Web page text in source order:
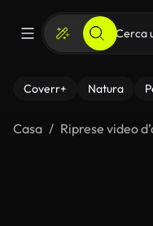
Coverr+ Natura
Casa Riprese video